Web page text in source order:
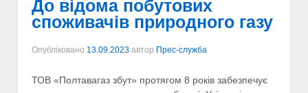
До відома побутових
споживачів природного газу
Опубліковано 13.09.2023 автор Прес-служба
ТОВ «Полтавагаз збут» протягом 8 років забезпечує